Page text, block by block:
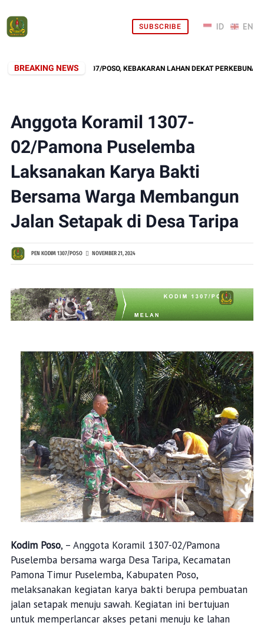
SUBSCRIBE
BREAKING NEWS
CEPAT KODIM 1307/POSO, KEBAKARAN LAHAN DEKAT PERKEBUNAN
Anggota Koramil 1307-
02/Pamona Puselemba
Laksanakan Karya Bakti
Bersama Warga Membangun
Jalan Setapak di Desa Taripa
PEN KODIM 1307/POSO NOVEMBER 21, 2024
Kodim Poso, – Anggota Koramil 1307-02/Pamona
Puselemba bersama warga Desa Taripa, Kecamatan
Pamona Timur Puselemba, Kabupaten Poso,
melaksanakan kegiatan karya bakti berupa pembuatan
jalan setapak menuju sawah. Kegiatan ini bertujuan
untuk memperlancar akses petani menuju ke lahan